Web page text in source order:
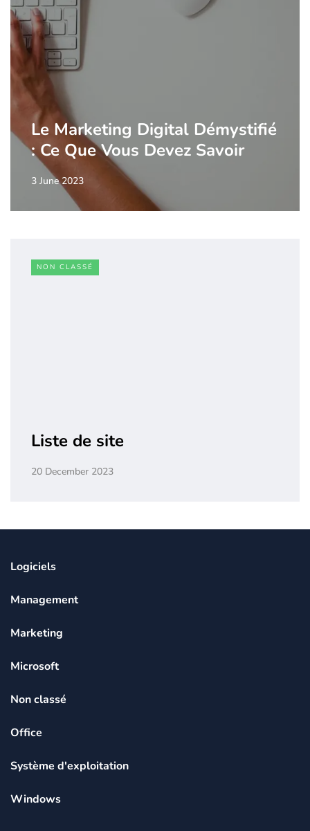
Le Marketing Digital Démystifié
: Ce Que Vous Devez Savoir
3 June 2023
NON CLASSÉ
Liste de site
20 December 2023
Logiciels
Management
Marketing
Microsoft
Non classé
Office
Système d'exploitation
Windows